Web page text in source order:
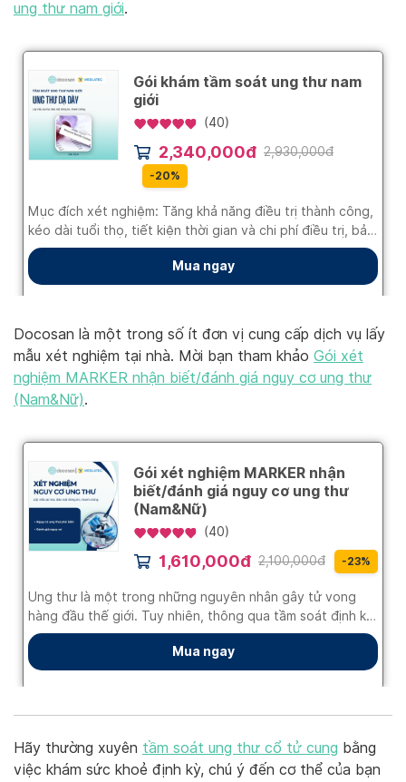
ung thư nam giới.
Docosan là một trong số ít đơn vị cung cấp dịch vụ lấy
mẫu xét nghiệm tại nhà. Mời bạn tham khảo Gói xét
nghiệm MARKER nhận biết/đánh giá nguy cơ ung thư
(Nam&Nữ).
Hãy thường xuyên tầm soát ung thư cổ tử cung bằng
việc khám sức khoẻ định kỳ, chú ý đến cơ thể của bạn